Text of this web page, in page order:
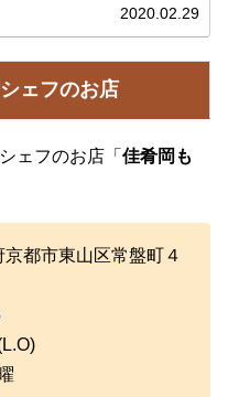
2020.02.29
ェフのお店
ェフのお店「 佳肴岡も
京都市東山区常盤町４